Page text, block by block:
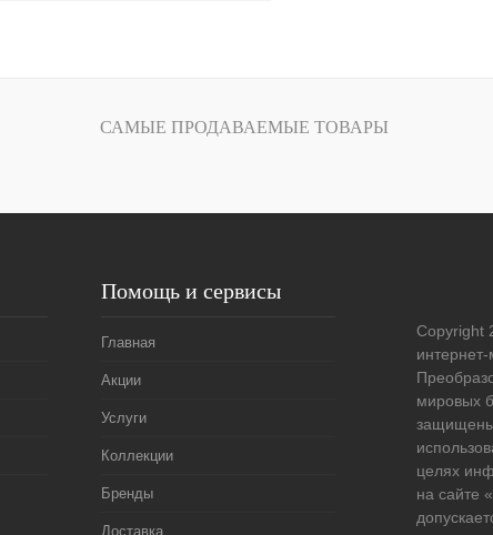
САМЫЕ ПРОДАВАЕМЫЕ ТОВАРЫ
Помощь и сервисы
Главная
Акции
Услуги
Коллекции
Бренды
Доставка
Copyright
интернет-
мировых
целях
на сайте